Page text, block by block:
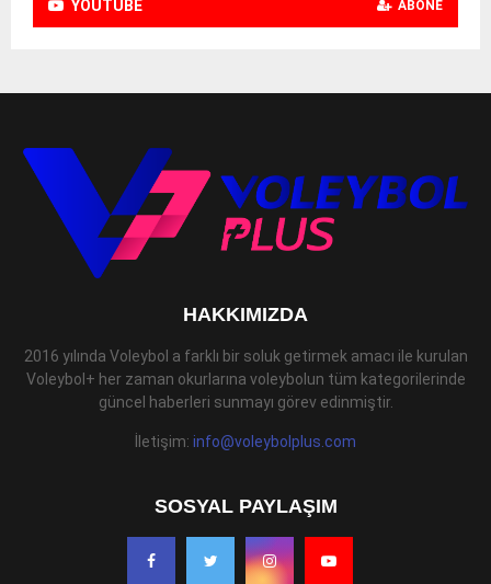
YOUTUBE ABONE
HAKKIMIZDA
2016 yılında Voleybol a farklı bir soluk getirmek amacı ile kurulan
Voleybol+ her zaman okurlarına voleybolun tüm kategorilerinde
güncel haberleri sunmayı görev edinmiştir.
İletişim: info@voleybolplus.com
SOSYAL PAYLAŞIM